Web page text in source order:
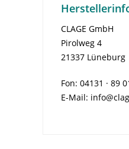
CLAGE GmbH
Pirolweg 4
21337 Lüneburg
Fon: 04131 · 89
E-Mail: